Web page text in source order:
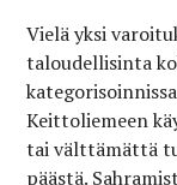
Vielä yksi
taloudellisinta
Keittoliemeen
tai välttämättä
päästä.